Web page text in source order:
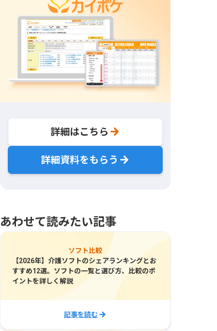
詳細はこちら
詳細資料をもらう
あわせて読みたい記事
ソフト比較
【2026年】介護ソフトのシェアランキングとお
すすめ12選。ソフトの一覧と選び方、比較のポ
イントを詳しく解説
記事を読む